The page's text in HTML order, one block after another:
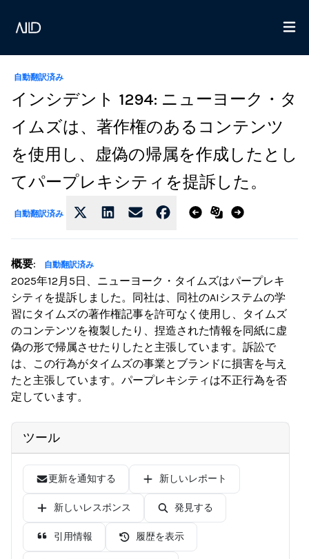
自動翻訳済み
インシデント 1294: ニューヨーク・タ
イムズは、著作権のあるコンテンツ
を使用し、虚偽の帰属を作成したとし
てパープレキシティを提訴した。
自動翻訳済み
概要: 自動翻訳済み
2025年12月5日、ニューヨーク・タイムズはパープレキ
シティを提訴しました。同社は、同社のAIシステムの学
習にタイムズの著作権記事を許可なく使用し、タイムズ
のコンテンツを複製したり、捏造された情報を同紙に虚
偽の形で帰属させたりしたと主張しています。訴訟で
は、この行為がタイムズの事業とブランドに損害を与え
たと主張しています。パープレキシティは不正行為を否
定しています。
ツール
更新を通知する 新しいレポート
新しいレスポンス 発見する
引用情報 履歴を表示